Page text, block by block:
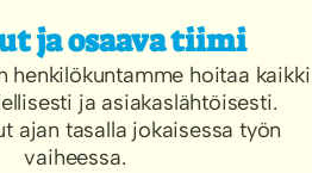
ja osaava tiimi
henkilökuntamme hoitaa kaikki
ja asiakaslähtöisesti.
ajan tasalla jokaisessa työn
vaiheessa.